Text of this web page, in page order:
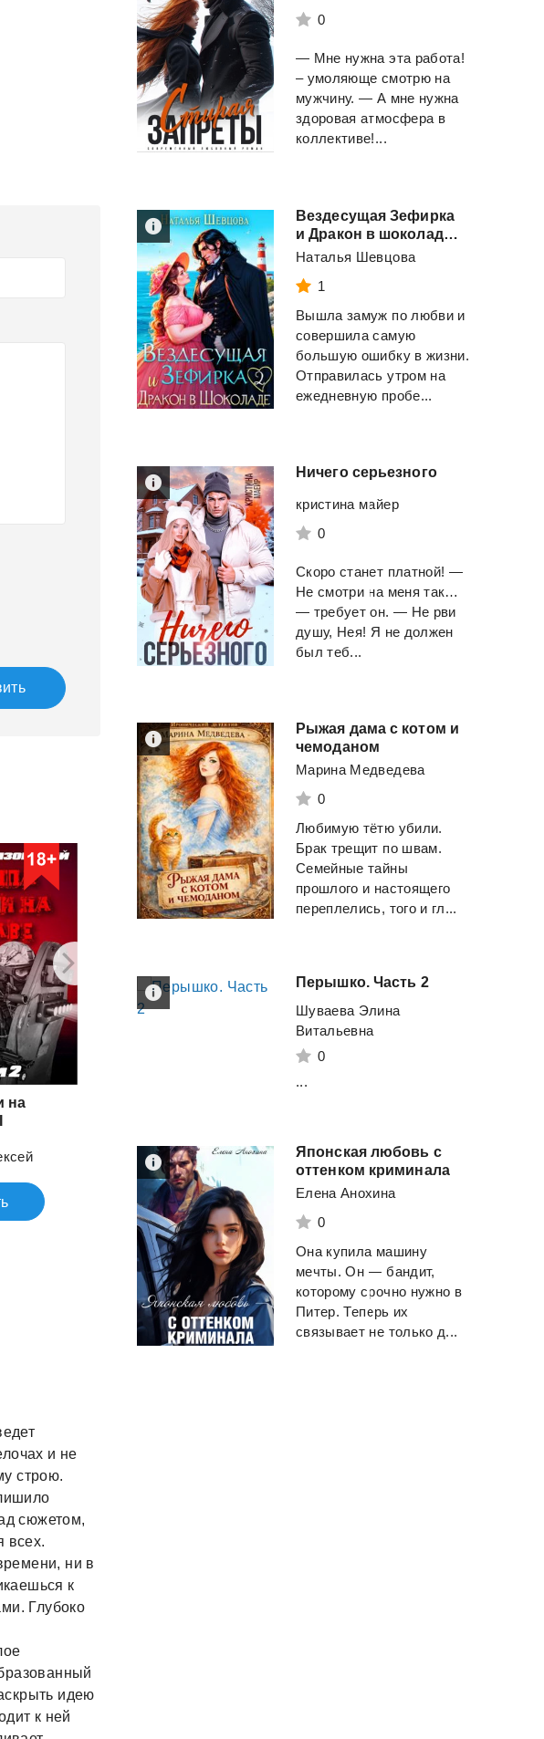
на
Щепетнов Евгений
Смотреть
и не
строю.
сюжетом,
всех.
ни в
к
Глубоко
идею
к ней
0
— Мне нужна эта работа!
– умоляюще смотрю на
мужчину. — А мне нужна
здоровая атмосфера в
коллективе!...
Вездесущая Зефирка
и Дракон в шоколаде - 2
Наталья Шевцова
1
Вышла замуж по любви и
совершила самую
большую ошибку в жизни.
Отправилась утром на
ежедневную пробе...
Ничего серьезного
кристина майер
0
Скоро станет платной! —
Не смотри на меня так…
— требует он. — Не рви
душу, Нея! Я не должен
был теб...
Рыжая дама с котом и
чемоданом
Марина Медведева
0
Любимую тëтю убили.
Брак трещит по швам.
Семейные тайны
прошлого и настоящего
переплелись, того и гл...
Перышко. Часть 2
Шуваева Элина
Витальевна
0
...
Японская любовь с
оттенком криминала
Елена Анохина
0
Она купила машину
мечты. Он — бандит,
которому срочно нужно в
Питер. Теперь их
связывает не только д...